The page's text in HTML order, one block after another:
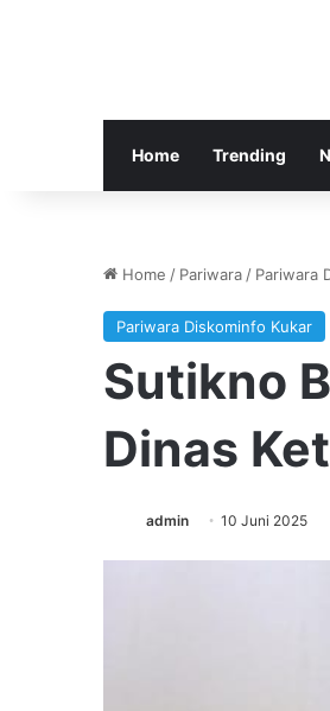
Home Trending
Home / Pariwara / Pariwara
Pariwara Diskominfo Kukar
Sutikno
Dinas
admin 10 Juni 2025